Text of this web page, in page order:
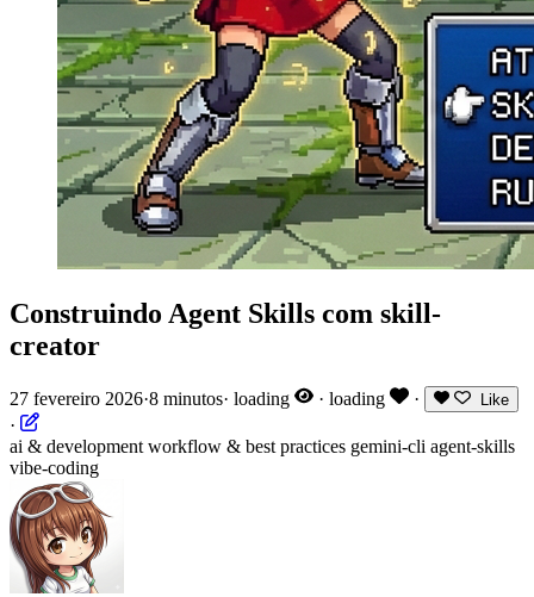
Construindo Agent Skills com skill-
creator
27 fevereiro 2026·8 minutos· loading · loading · Like
·
ai & developmentworkflow & best practices gemini-cli agent-skills
vibe-coding